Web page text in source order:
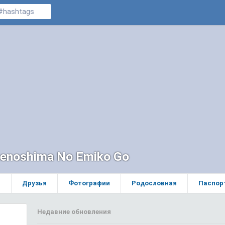
No Emiko Go
Друзья Фотографии Родословная
Недавние обновления